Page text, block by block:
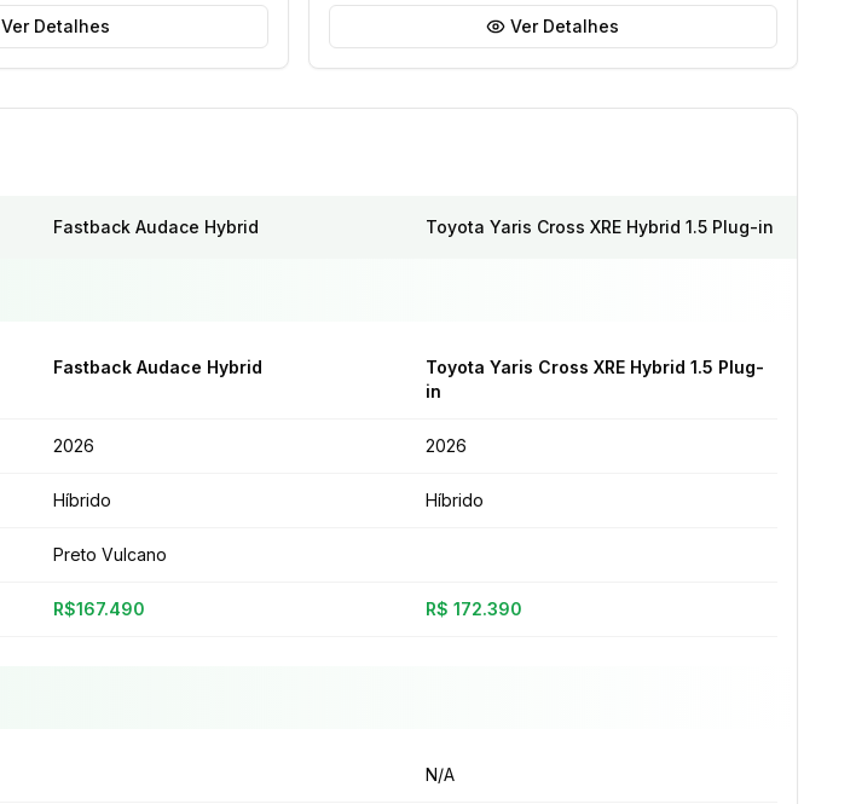
Ver Detalhes Ver Detalhes
Fastback Audace Hybrid Toyota Yaris Cross XRE Hybrid 1.5 Plug-in
Fastback Audace Hybrid
Toyota Yaris Cross XRE Hybrid 1.5 Plug-
in
2026 2026
Híbrido Híbrido
Preto Vulcano
R$167.490 R$ 172.390
N/A